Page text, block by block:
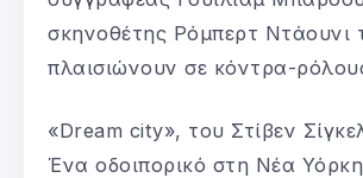
σκηνοθέτης Ρόμπερτ Ντάουνι
πλαισιώνουν σε κόντρα-
«Dream city», του Στίβεν
Ένα οδοιπορικό στη Νέα